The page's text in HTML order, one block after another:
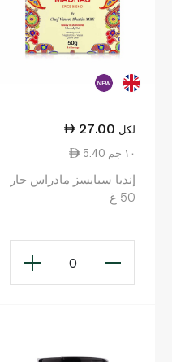
27.00 لكل
5.40 ١٠ جم
إنديا سبايسز مادراس حار
50 غ
0